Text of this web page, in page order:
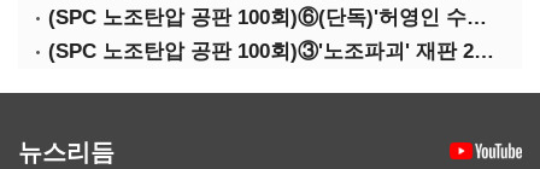
(SPC 노조탄압 공판 100회)⑥(단독)'허영인 수사기밀 유출' 임원, 출소하자 '억대 연봉' 고문으로
(SPC 노조탄압 공판 100회)③'노조파괴' 재판 2년 만의 증언…파리바게뜨 지회장 "허영인에 엄벌을"
뉴스리듬